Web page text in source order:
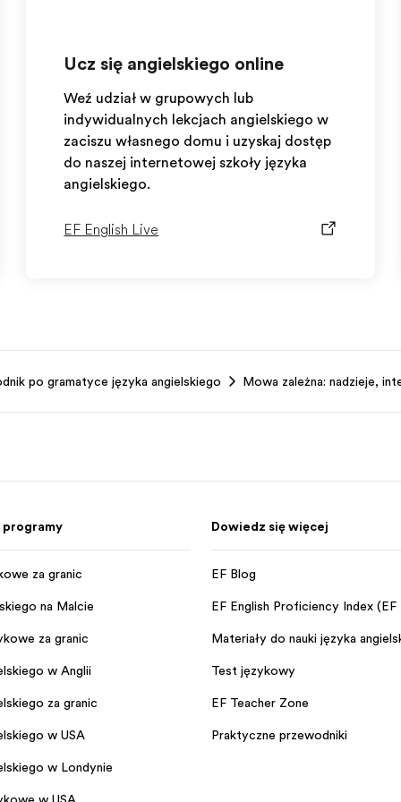
Ucz się angielskiego online
Weź udział w grupowych lub
indywidualnych lekcjach angielskiego w
zaciszu własnego domu i uzyskaj dostęp
do naszej internetowej szkoły języka
angielskiego.
EF English Live
po gramatyce języka angielskiego Mowa zależna: nadzieje,
programy
za granicą
na Malcie
za granicą
w Anglii
za granicą
w USA
w Londynie
Dowiedz się więcej
EF Blog
EF English Proficiency Index (EF
Materiały do nauki języka
Test językowy
EF Teacher Zone
Praktyczne przewodniki